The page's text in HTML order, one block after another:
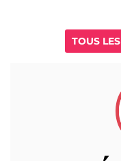
TOUS